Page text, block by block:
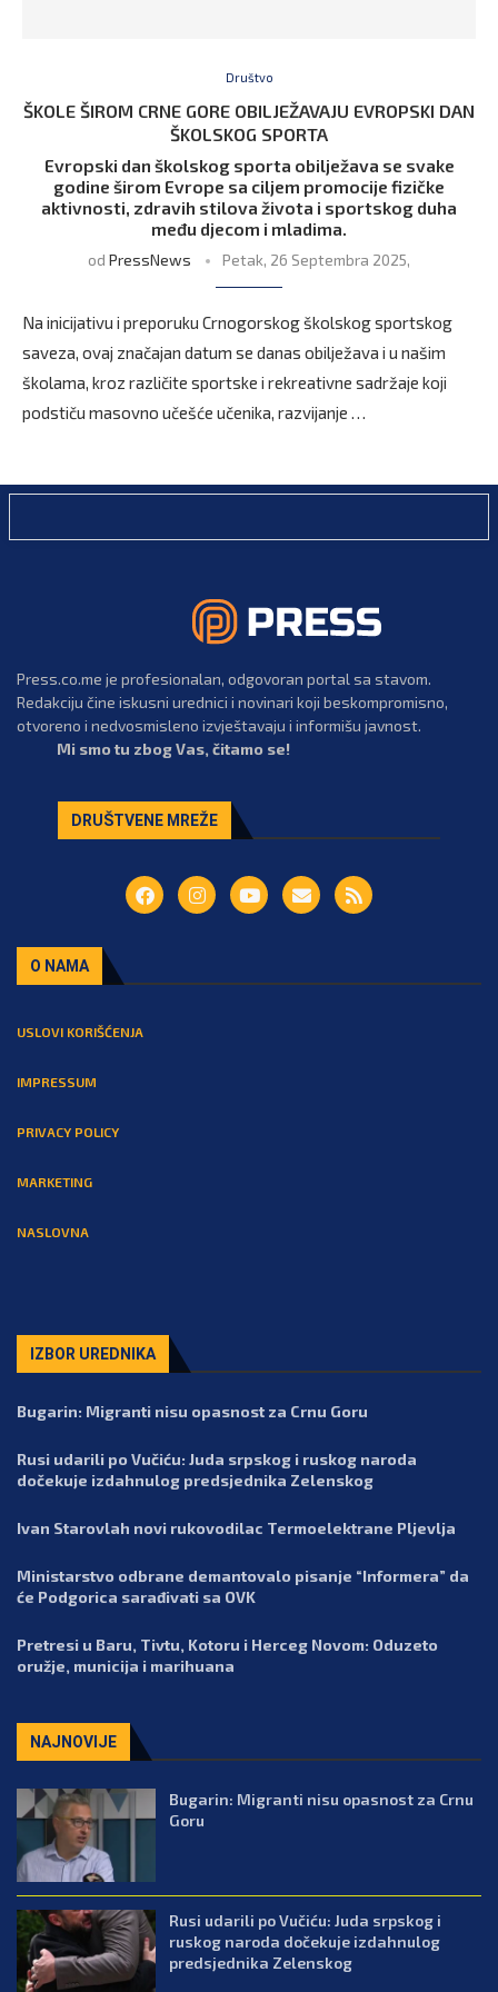
Društvo
ŠKOLE ŠIROM CRNE GORE OBILJEŽAVAJU EVROPSKI DAN
ŠKOLSKOG SPORTA
Evropski dan školskog sporta obilježava se svake
godine širom Evrope sa ciljem promocije fizičke
aktivnosti, zdravih stilova života i sportskog duha
među djecom i mladima.
od PressNews Petak, 26 Septembra 2025,
Na inicijativu i preporuku Crnogorskog školskog sportskog
saveza, ovaj značajan datum se danas obilježava i u našim
školama, kroz različite sportske i rekreativne sadržaje koji
podstiču masovno učešće učenika, razvijanje …
Press.co.me je profesionalan, odgovoran portal sa stavom.
Redakciju čine iskusni urednici i novinari koji beskompromisno,
otvoreno i nedvosmisleno izvještavaju i informišu javnost.
Mi smo tu zbog Vas, čitamo se!
DRUŠTVENE MREŽE
O NAMA
USLOVI KORIŠĆENJA
IMPRESSUM
PRIVACY POLICY
MARKETING
NASLOVNA
IZBOR UREDNIKA
Bugarin: Migranti nisu opasnost za Crnu Goru
Rusi udarili po Vučiću: Juda srpskog i ruskog naroda
dočekuje izdahnulog predsjednika Zelenskog
Ivan Starovlah novi rukovodilac Termoelektrane Pljevlja
Ministarstvo odbrane demantovalo pisanje “Informera” da
će Podgorica sarađivati sa OVK
Pretresi u Baru, Tivtu, Kotoru i Herceg Novom: Oduzeto
oružje, municija i marihuana
NAJNOVIJE
Bugarin: Migranti nisu opasnost za Crnu
Goru
Rusi udarili po Vučiću: Juda srpskog i
ruskog naroda dočekuje izdahnulog
predsjednika Zelenskog